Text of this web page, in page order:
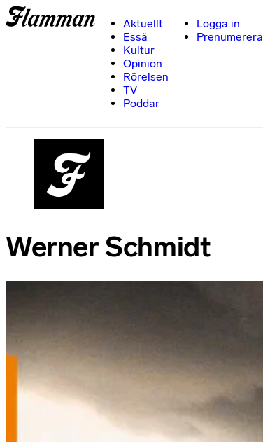
Aktuellt
Essä
Kultur
Opinion
Rörelsen
TV
Poddar
Logga in
Prenumerera
Werner Schmidt